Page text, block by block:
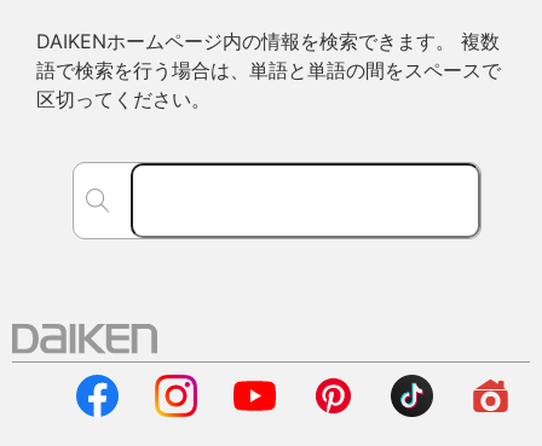
DAIKENホームページ内の情報を検索できます。 複数
語で検索を行う場合は、単語と単語の間をスペースで
区切ってください。